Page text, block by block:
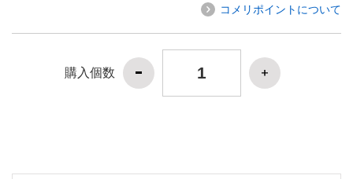
コメリポイントについて
購入個数